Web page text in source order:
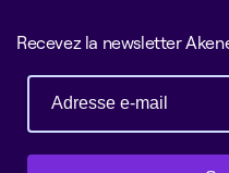
Recevez la newsletter